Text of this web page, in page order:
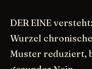
DER EINE
Wurzel
Muster reduziert,